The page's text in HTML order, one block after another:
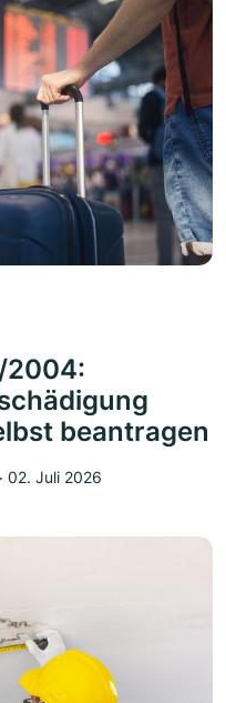
2004:
beantragen
‧ 02. Juli 2026